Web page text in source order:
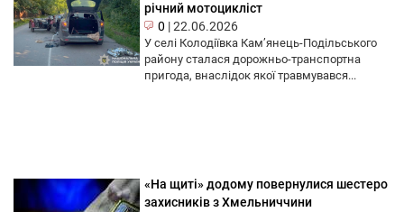
річний мотоцикліст
0 |22.06.2026
У селі Колодіївка Кам’янець-Подільського
району сталася дорожньо-транспортна
пригода, внаслідок якої травмувався...
«На щиті» додому повернулися шестеро
захисників з Хмельниччини